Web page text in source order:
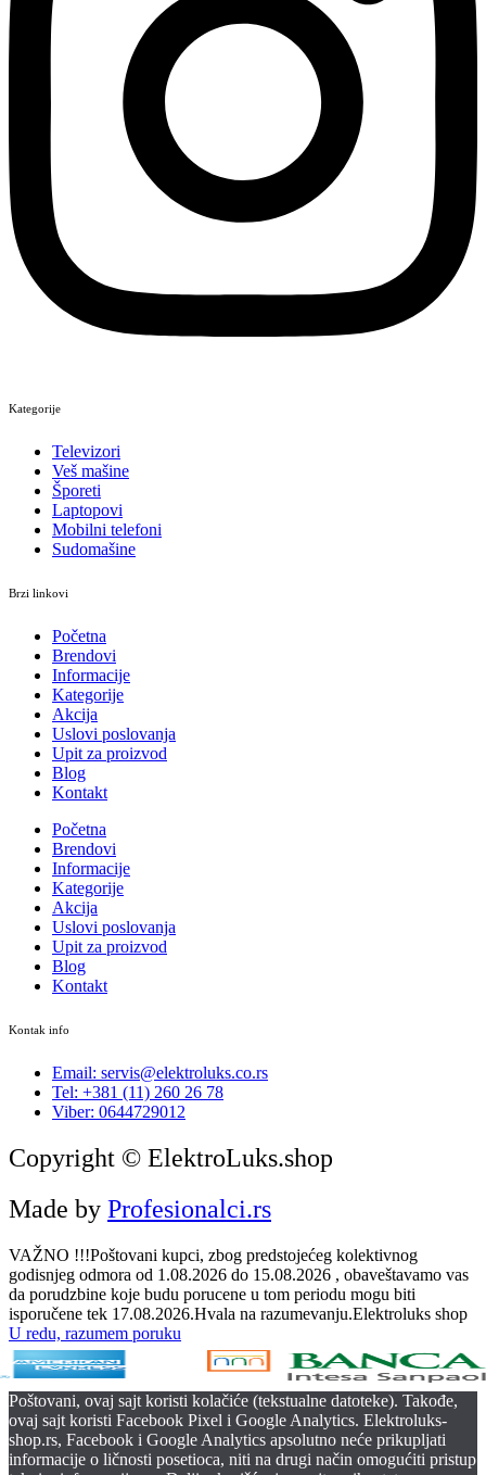
Kategorije
Televizori
Veš mašine
Šporeti
Laptopovi
Mobilni telefoni
Sudomašine
Brzi linkovi
Početna
Brendovi
Informacije
Kategorije
Akcija
Uslovi poslovanja
Upit za proizvod
Blog
Kontakt
Početna
Brendovi
Informacije
Kategorije
Akcija
Uslovi poslovanja
Upit za proizvod
Blog
Kontakt
Kontak info
Email: servis@elektroluks.co.rs
Tel: +381 (11) 260 26 78
Viber: 0644729012
Copyright © ElektroLuks.shop
Made by Profesionalci.rs
VAŽNO !!!Poštovani kupci, zbog predstojećeg kolektivnog
godisnjeg odmora od 1.08.2026 do 15.08.2026 , obaveštavamo vas
da porudzbine koje budu porucene u tom periodu mogu biti
isporučene tek 17.08.2026.Hvala na razumevanju.Elektroluks shop
U redu, razumem poruku
Poštovani, ovaj sajt koristi kolačiće (tekstualne datoteke). Takođe,
ovaj sajt koristi Facebook Pixel i Google Analytics. Elektroluks-
shop.rs, Facebook i Google Analytics apsolutno neće prikupljati
informacije o ličnosti posetioca, niti na drugi način omogućiti pristup